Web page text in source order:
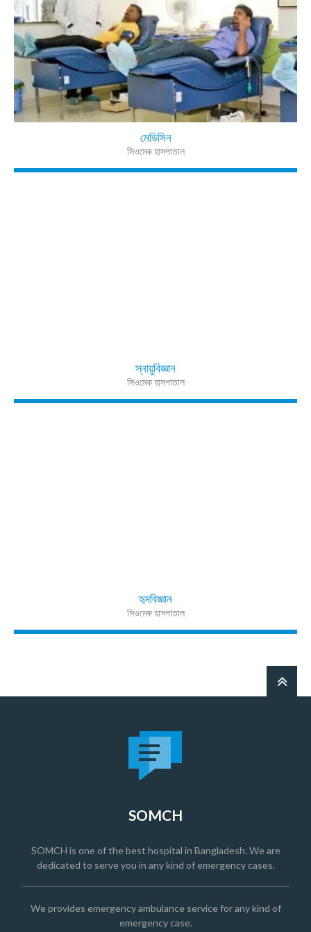
মেডিসিন
সিওমেক হাসপাতাল
স্নায়ুবিজ্ঞান
সিওমেক হাসপাতাল
হৃদবিজ্ঞান
সিওমেক হাসপাতাল
SOMCH
SOMCH is one of the best hospital in Bangladesh. We are
dedicated to serve you in any kind of emergency cases.
We provides emergency ambulance service for any kind of
emergency case.